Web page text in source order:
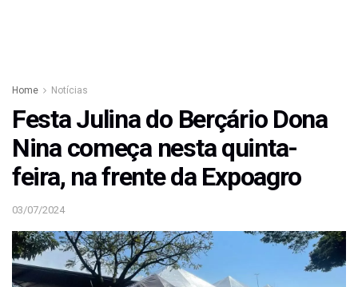
Home Notícias
Festa Julina do Berçário Dona
Nina começa nesta quinta-
feira, na frente da Expoagro
03/07/2024